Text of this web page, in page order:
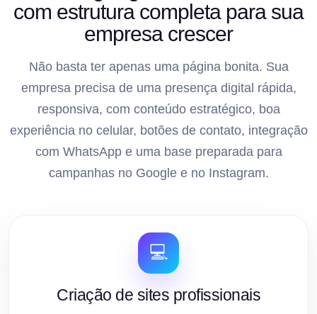
com estrutura completa para sua
empresa crescer
Não basta ter apenas uma página bonita. Sua
empresa precisa de uma presença digital rápida,
responsiva, com conteúdo estratégico, boa
experiência no celular, botões de contato, integração
com WhatsApp e uma base preparada para
campanhas no Google e no Instagram.
💻
Criação de sites profissionais